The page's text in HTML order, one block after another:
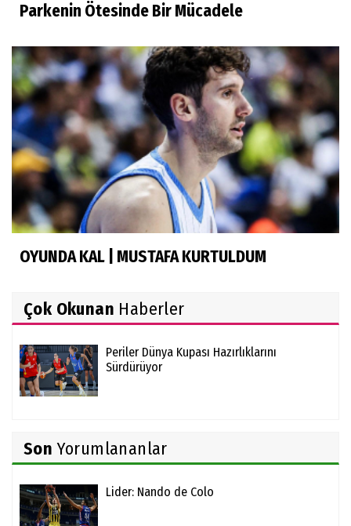
Parkenin Ötesinde Bir Mücadele
OYUNDA KAL | MUSTAFA KURTULDUM
Çok Okunan Haberler
Periler Dünya Kupası Hazırlıklarını
Sürdürüyor
Son Yorumlananlar
Lider: Nando de Colo